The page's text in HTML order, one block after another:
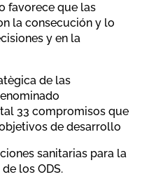
favorece que las
la consecución y lo
y en la
de las
33 compromisos que
de desarrollo
sanitarias para la
los ODS.